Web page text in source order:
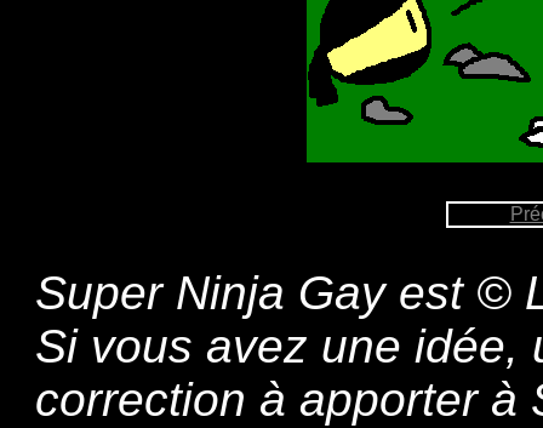
Super Ninja Gay est ©
Si vous avez une idée,
correction à apporter à